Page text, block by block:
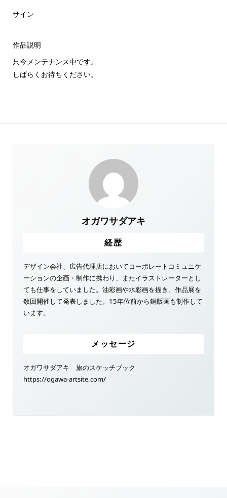
サイン
作品説明
只今メンテナンス中です。
しばらくお待ちください。
オガワサダアキ
経歴
デザイン会社、広告代理店においてコーポレートコミュニケ
ーションの企画・制作に携わり、またイラストレーターとし
ても仕事をしていました。油彩画や水彩画を描き、作品展を
数回開催して発表しました。15年位前から銅版画も制作して
います。
メッセージ
オガワサダアキ 旅のスケッチブック
https://ogawa-artsite.com/